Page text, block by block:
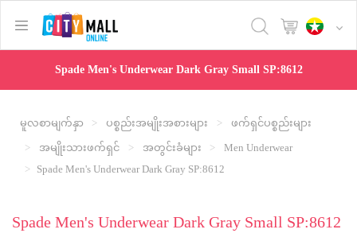
text.skipToContent
text.skipToNavigation
Spade Men's Underwear Dark Gray Small SP:8612
မူလစာမျက်နှာ ပစ္စည်းအမျိုးအစားများ
ဖက်ရှင်ပစ္စည်းများ
အမျိုးသားဖက်ရှင်
အတွင်းခံများ
Men Underwear
Spade Men's Underwear Dark Gray SP:8612
Spade Men's Underwear Dark Gray Small SP:8612